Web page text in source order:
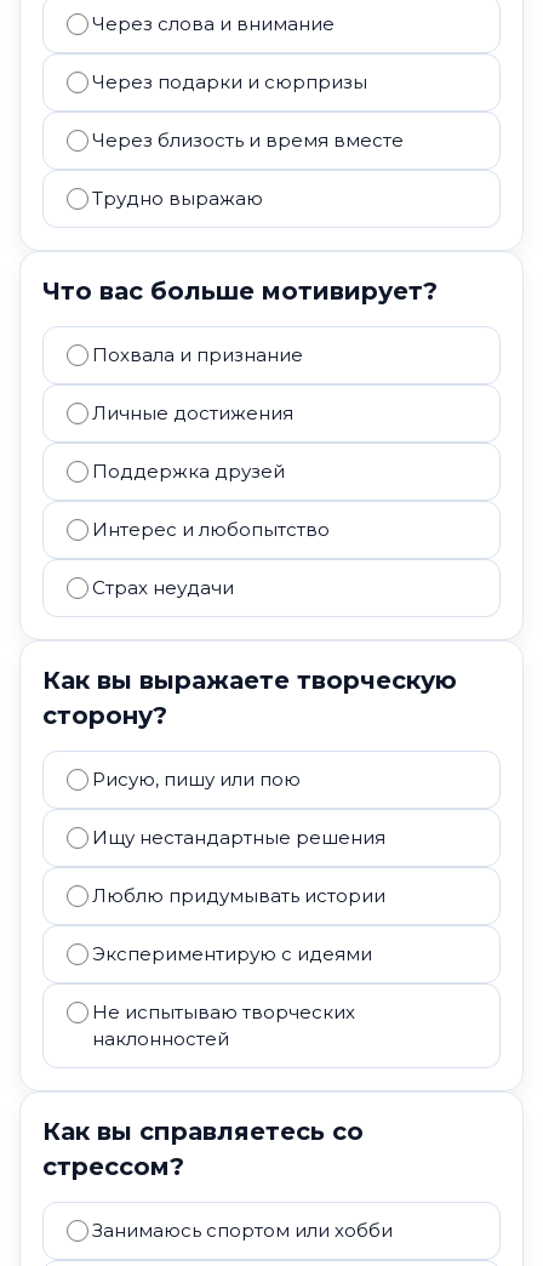
Через слова и внимание
Через подарки и сюрпризы
Через близость и время вместе
Трудно выражаю
Что вас больше мотивирует?
Похвала и признание
Личные достижения
Поддержка друзей
Интерес и любопытство
Страх неудачи
Как вы выражаете творческую
сторону?
Рисую, пишу или пою
Ищу нестандартные решения
Люблю придумывать истории
Экспериментирую с идеями
Не испытываю творческих
наклонностей
Как вы справляетесь со
стрессом?
Занимаюсь спортом или хобби